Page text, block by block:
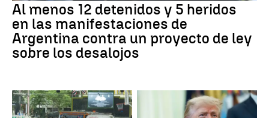
Al menos 12 detenidos y 5 heridos
en las manifestaciones de
Argentina contra un proyecto de ley
sobre los desalojos